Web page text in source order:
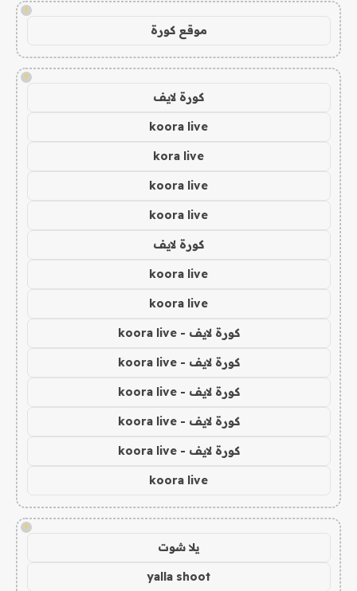
!
موقع كورة
!
كورة لايف
koora live
kora live
koora live
koora live
كورة لايف
koora live
koora live
كورة لايف - koora live
كورة لايف - koora live
كورة لايف - koora live
كورة لايف - koora live
كورة لايف - koora live
koora live
!
يلا شوت
yalla shoot